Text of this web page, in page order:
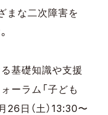
まな二次障害を
基礎知識や支援
ーラム「子ども
日（土）13:30〜